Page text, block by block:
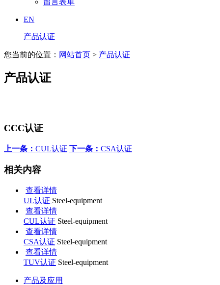
EN
产品认证
您当前的位置： 网站首页 > 产品认证
产品认证
CCC认证
上一条： CUL认证 下一条： CSA认证
相关内容
查看详情
UL认证 Steel-equipment
查看详情
CUL认证 Steel-equipment
查看详情
CSA认证 Steel-equipment
查看详情
TUV认证 Steel-equipment
产品及应用